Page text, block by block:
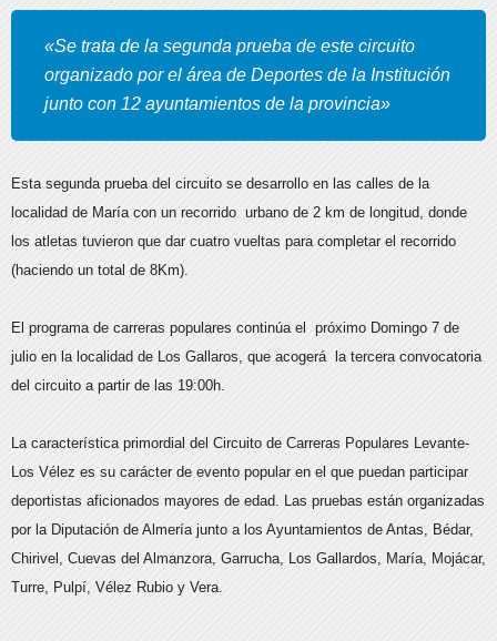
«Se trata de la segunda prueba de este circuito
organizado por el área de Deportes de la Institución
junto con 12 ayuntamientos de la provincia»
Esta segunda prueba del circuito se desarrollo en las calles de la
localidad de María con un recorrido urbano de 2 km de longitud, donde
los atletas tuvieron que dar cuatro vueltas para completar el recorrido
(haciendo un total de 8Km).
El programa de carreras populares continúa el próximo Domingo 7 de
julio en la localidad de Los Gallaros, que acogerá la tercera convocatoria
del circuito a partir de las 19:00h.
La característica primordial del Circuito de Carreras Populares Levante-
Los Vélez es su carácter de evento popular en el que puedan participar
deportistas aficionados mayores de edad. Las pruebas están organizadas
por la Diputación de Almería junto a los Ayuntamientos de Antas, Bédar,
Chirivel, Cuevas del Almanzora, Garrucha, Los Gallardos, María, Mojácar,
Turre, Pulpí, Vélez Rubio y Vera.